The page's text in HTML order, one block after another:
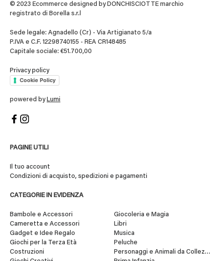
© 2023 Ecommerce designed by DONCHISCIOTTE marchio
registrato di Borella s.r.l
Sede legale: Agnadello (Cr) - Via Artigianato 5/a
P.IVA e C.F. 12298740155 - REA CR148485
Capitale sociale: €51.700,00
Privacy policy
Cookie Policy
powered by Lumi
PAGINE UTILI
Il tuo account
Condizioni di acquisto, spedizioni e pagamenti
CATEGORIE IN EVIDENZA
Bambole e Accessori
Cameretta e Accessori
Gadget e Idee Regalo
Giochi per la Terza Età
Costruzioni
Giocoleria e Magia
Libri
Musica
Peluche
Personaggi e Animali da Collezione